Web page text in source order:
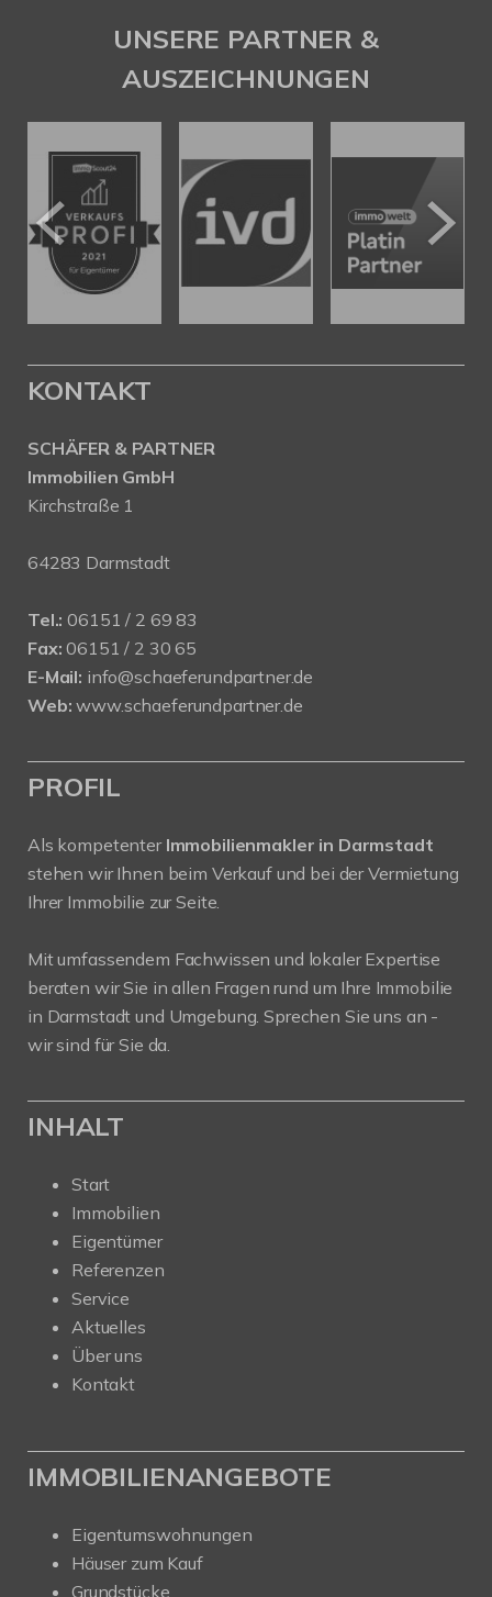
UNSERE PARTNER &
AUSZEICHNUNGEN
KONTAKT
SCHÄFER & PARTNER
Immobilien GmbH
Kirchstraße 1
64283 Darmstadt
Tel.: 06151 / 2 69 83
Fax: 06151 / 2 30 65
E-Mail: info@schaeferundpartner.de
Web: www.schaeferundpartner.de
PROFIL
Als kompetenter Immobilienmakler in Darmstadt
stehen wir Ihnen beim Verkauf und bei der Vermietung
Ihrer Immobilie zur Seite.
Mit umfassendem Fachwissen und lokaler Expertise
beraten wir Sie in allen Fragen rund um Ihre Immobilie
in Darmstadt und Umgebung. Sprechen Sie uns an -
wir sind für Sie da.
INHALT
Start
Immobilien
Eigentümer
Referenzen
Service
Aktuelles
Über uns
Kontakt
IMMOBILIENANGEBOTE
Eigentumswohnungen
Häuser zum Kauf
Grundstücke